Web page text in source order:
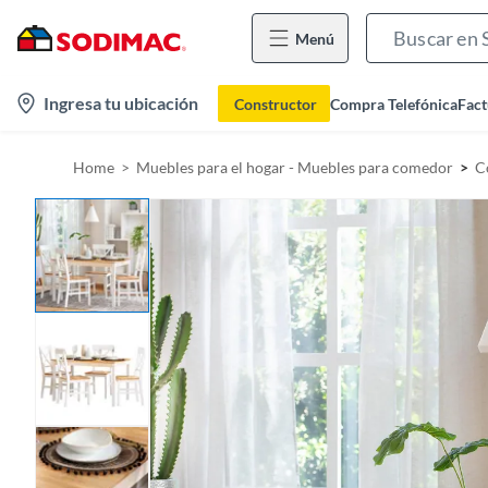
Menú
Ingresa tu ubicación Constructor Compra Telefónica
Home Muebles para el hogar - Muebles para comedor